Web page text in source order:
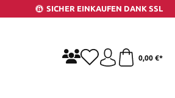
SICHER EINKAUFEN DANK SSL
0,00 €*